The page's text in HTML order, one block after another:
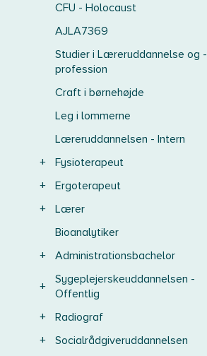
CFU - Holocaust
AJLA7369
Studier i Læreruddannelse og -
profession
Craft i børnehøjde
Leg i lommerne
Læreruddannelsen - Intern
+
Fysioterapeut
+
Ergoterapeut
+
Lærer
Bioanalytiker
+
Administrationsbachelor
+
Sygeplejerskeuddannelsen -
Offentlig
+
Radiograf
+
Socialrådgiveruddannelsen